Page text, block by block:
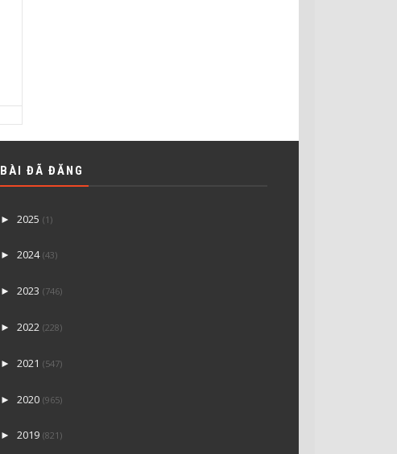
BÀI ĐÃ ĐĂNG
► 2025 (1)
► 2024 (43)
► 2023 (746)
► 2022 (228)
► 2021 (547)
► 2020 (965)
► 2019 (821)